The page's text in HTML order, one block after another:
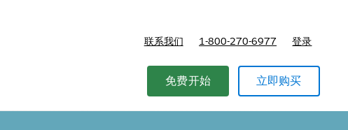
联系我们 1-800-270-6977 登录
免费开始 立即购买